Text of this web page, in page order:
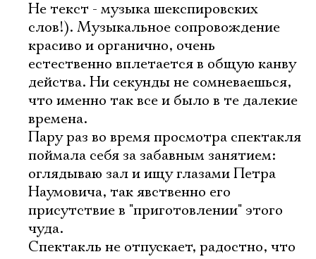
Не текст - музыка шекспировских
слов!). Музыкальное сопровождение
красиво и органично, очень
естественно вплетается в общую канву
действа. Ни секунды не сомневаешься,
что именно так все и было в те далекие
времена.
Пару раз во время просмотра спектакля
поймала себя за забавным занятием:
оглядываю зал и ищу глазами Петра
Наумовича, так явственно его
присутствие в "приготовлении" этого
чуда.
Спектакль не отпускает, радостно, что
Электропочта
Ознакомиться